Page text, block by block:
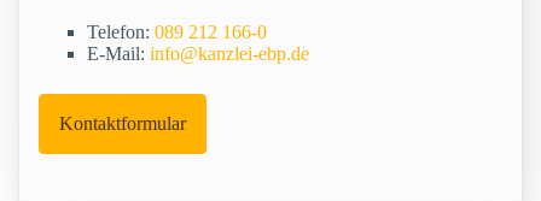
Telefon: 089 212 166-0
E-Mail: info@kanzlei-ebp.de
Kontaktformular